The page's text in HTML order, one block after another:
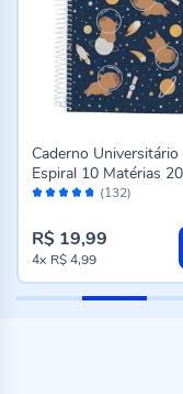
Avaliação: (132)
Caderno Universitário
Espiral 10 Matérias
Folhas Tilibra - Sortido
R$ 19,99
4x R$ 4,99